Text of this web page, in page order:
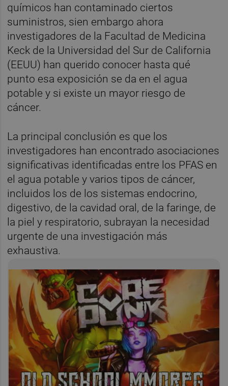
químicos han contaminado ciertos
suministros, sien embargo ahora
investigadores de la Facultad de Medicina
Keck de la Universidad del Sur de California
(EEUU) han querido conocer hasta qué
punto esa exposición se da en el agua
potable y si existe un mayor riesgo de
cáncer.
La principal conclusión es que los
investigadores han encontrado asociaciones
significativas identificadas entre los PFAS en
el agua potable y varios tipos de cáncer,
incluidos los de los sistemas endocrino,
digestivo, de la cavidad oral, de la faringe, de
la piel y respiratorio, subrayan la necesidad
urgente de una investigación más
exhaustiva.